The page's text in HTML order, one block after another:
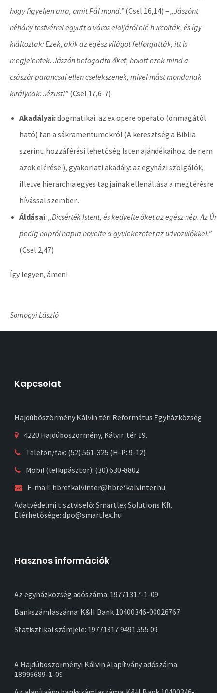
hogy figyeljen arra, amit Pál mond.” (Csel 16,14) – „Jászónt
néhány testvérrel együtt a város elöljárói elé hurcolták, és így
kiáltoztak: Ezek, akik az egész világot felforgatták, itt is
megjelentek. Jászón befogadta őket, holott ezek mind a
császár parancsai ellen cselekszenek, mivel mást mondanak
királynak: Jézust!” (Csel 17,6-7)
Akadályai:dogmatikai: az ex opere operato (önmagától
ható) tan a sákramentumokról (A keresztség a Biblia
szerint: hozzáférési lehetőség Isten ajándékaihoz, de nem
azok elérése!), gyakorlati akadály: az egyházi szolgálók,
illetve hierarchia egyes tagjainak ellenállása a megtérésre
hívással szemben.
Áldásai:„Dicsérték Istent, és kedvelte őket az egész nép. Az Úr
pedig napról napra növelte a gyülekezetet az üdvözülőkkel.”
(Csel 2,47)
Így legyen, ámen!
Somogyi László
Kapcsolat
Hajdúböszörmény Kálvin téri Református Egyházközség
4220 Hajdúböszörmény, Kálvin tér 19.
Telefon/fax: (52) 561-325 (H-P: 9-12)
Mobil (lelkipásztor): (30) 630-8802
E-mail: hbrefkalvinter@hbrefkalvinter.hu
Adatvédelmi tisztviselő: Smartlex Solutions Kft.
Elérhetősége: dpo@smartlex.hu
Hasznos információk
Az egyházközség adószáma: 19771317-1-09
Bankszámlaszáma: K&H Bank 10400346-00026767
Statisztikai számjele: 19771317 9491 555 09
A Hajdúböszörményi Kálvin Alapítvány adószáma:
18996689-1-09